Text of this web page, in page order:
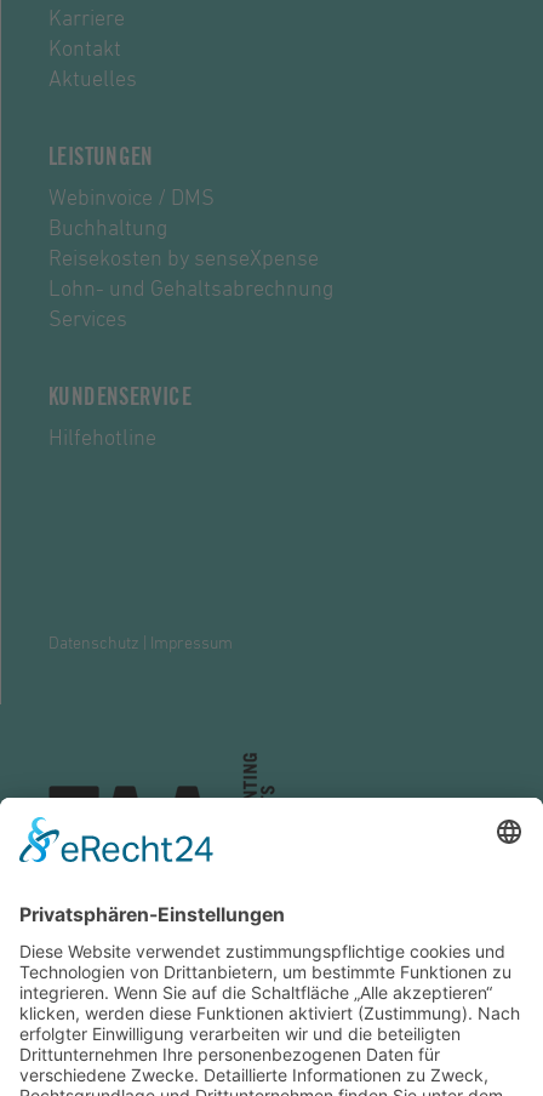
Karriere
Kontakt
Aktuelles
LEISTUNGEN
Webinvoice / DMS
Buchhaltung
Reisekosten by senseXpense
Lohn- und Gehaltsabrechnung
Services
KUNDENSERVICE
Hilfehotline
Datenschutz Impressum
ZENTRALE GROSSWALLSTADT
travel agency accounting GmbH
Lützeltaler Straße 5c
63868 Großwallstadt
Telefon:06022 / 200 - 4